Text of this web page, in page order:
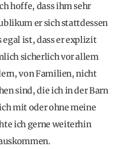
hoffe, dass ihm sehr
er sich stattdessen
egal ist, dass er explizit
sicherlich vor allem
von Familien, nicht
sind, die ich in der Barn
mit oder ohne meine
ich gerne weiterhin